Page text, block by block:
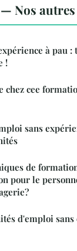
Nos
à pau :
!
chez cee
sans
de
pour le
d'emploi